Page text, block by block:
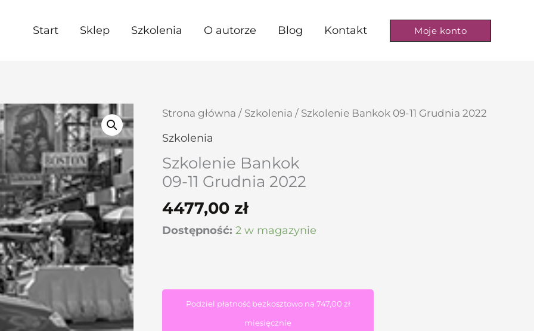
Start Sklep Szkolenia O autorze Blog Kontakt Moje konto
Strona główna / Szkolenia / Szkolenie Bankok 09-11 Grudnia 2022
Szkolenia
Szkolenie Bankok
09-11 Grudnia 2022
4477,00 zł
Dostępność: 2 w magazynie
Podziel płatność bezkosztowo na 747,00 zł
miesięcznie
ilość
Szkolenie
09-
11
Grudnia
2022